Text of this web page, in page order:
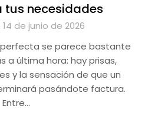
necesidades
de junio de 2026
perfecta se parece bastante
a última hora: hay prisas,
y la sensación de que un
pasándote factura.
Entre…